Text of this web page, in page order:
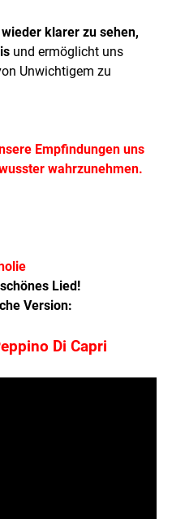
klarer zu sehen,
und ermöglicht uns
Unwichtigem zu
Empfindungen uns
wahrzunehmen.
Lied!
Version:
Di Capri